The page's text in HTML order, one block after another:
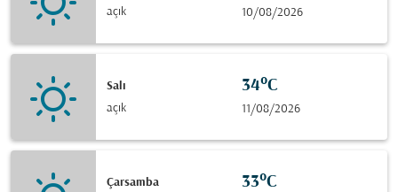
açık
10/08/2026
Salı
açık
34°C
11/08/2026
Çarsamba
33°C